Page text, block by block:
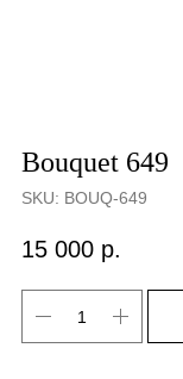
Bouquet 649
SKU: BOUQ-649
15 000 р.